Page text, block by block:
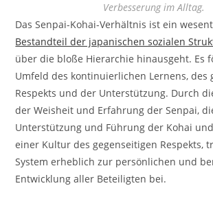
Verbesserung im Alltag.
Das Senpai-Kohai-Verhältnis ist ein
Bestandteil der japanischen sozialen
über die bloße Hierarchie hinausgeht. Es
Umfeld des kontinuierlichen Lernens, des
Respekts und der Unterstützung. Durch
der Weisheit und Erfahrung der Senpai,
Unterstützung und Führung der Kohai
einer Kultur des gegenseitigen Respekts,
System erheblich zur persönlichen und
Entwicklung aller Beteiligten bei.